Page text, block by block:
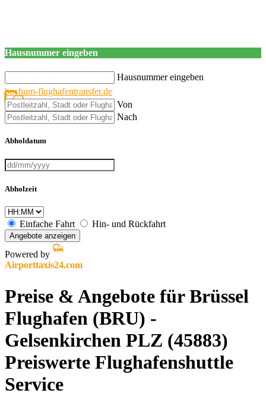
Hausnummer eingeben
Hausnummer eingeben
bochum-flughafentransfer.de
Von
Nach
Abholdatum
Abholzeit
Einfache Fahrt Hin- und Rückfahrt
Angebote anzeigen
Powered by
Airporttaxis24.com
Preise & Angebote für Brüssel
Flughafen (BRU) -
Gelsenkirchen PLZ (45883)
Preiswerte Flughafenshuttle
Service